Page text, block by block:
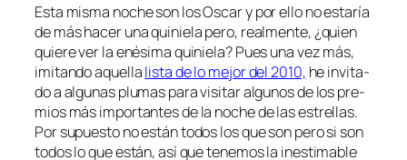
Esta mis­ma no­che son los Oscar y por ello no es­ta­ría
de más ha­cer una qui­nie­la pe­ro, real­men­te, ¿quien
quie­re ver la enési­ma qui­nie­la? Pues una vez más,
imi­tan­do aque­llalis­ta de lo me­jor del 2010, he in­vi­ta­
do a al­gu­nas plu­mas pa­ra vi­si­tar al­gu­nos de los pre­
mios más im­por­tan­tes de la no­che de las es­tre­llas.
Por su­pues­to no es­tán to­dos los que son pe­ro si son
to­dos lo que es­tán, así que te­ne­mos la ines­ti­ma­ble